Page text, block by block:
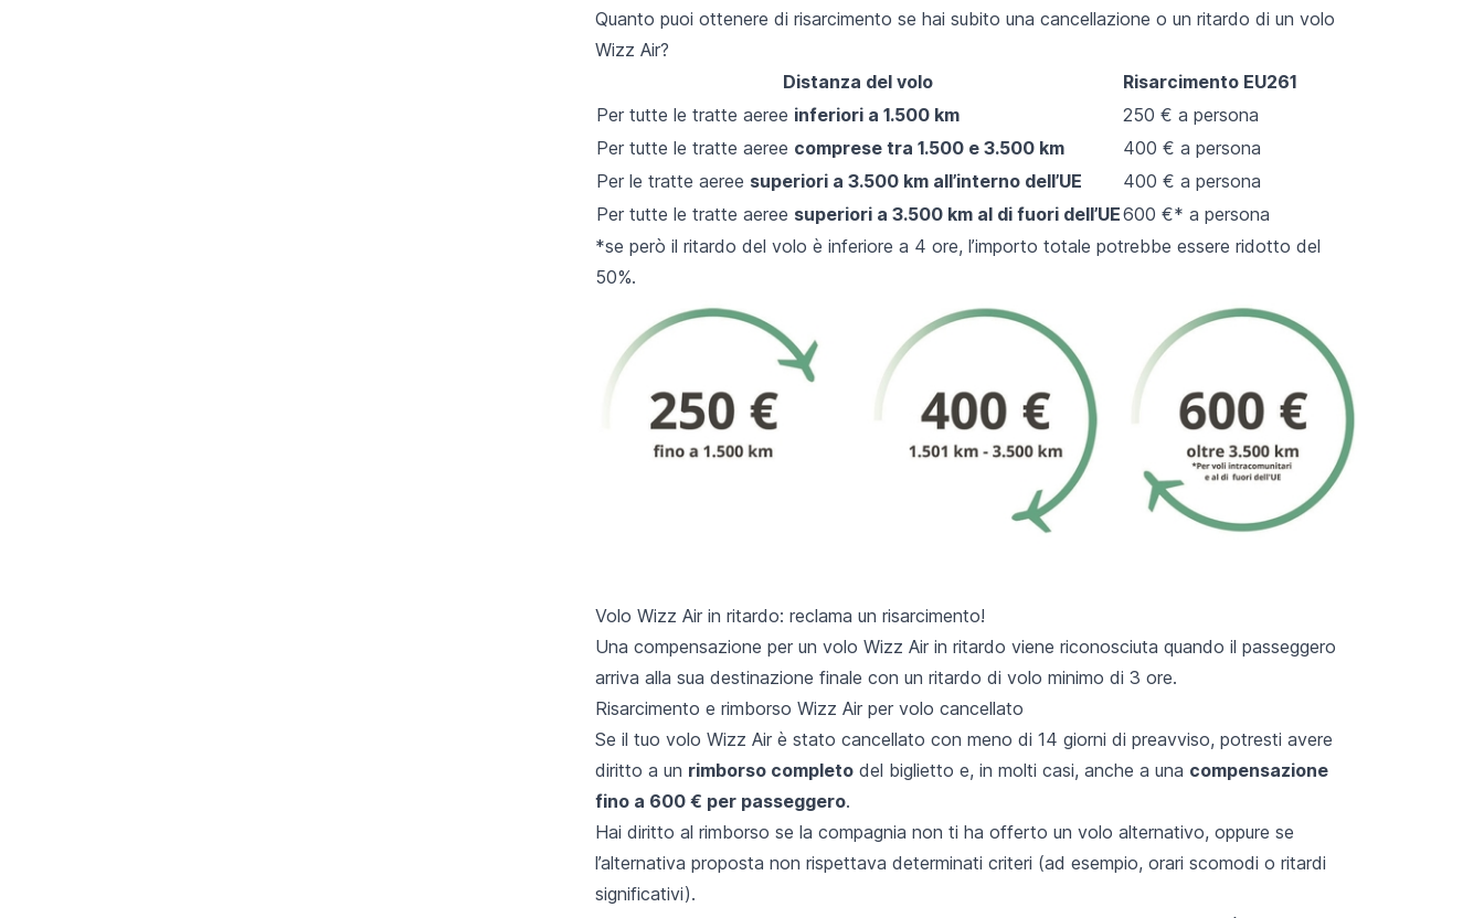
Quanto puoi ottenere di risarcimento se hai subito una cancellazione o un ritardo di un volo
Wizz Air?
Distanza del volo
Risarcimento EU261
Per tutte le tratte aeree inferiori a 1.500 km
250 € a persona
Per tutte le tratte aeree comprese tra 1.500 e 3.500 km
400 € a persona
Per le tratte aeree superiori a 3.500 km all’interno dell’UE
400 € a persona
Per tutte le tratte aeree superiori a 3.500 km al di fuori dell’UE600 €* a persona
*se però il ritardo del volo è inferiore a 4 ore, l’importo totale potrebbe essere ridotto del
50%.
Volo Wizz Air in ritardo: reclama un risarcimento!
Una compensazione per un volo Wizz Air in ritardo viene riconosciuta quando il passeggero
arriva alla sua destinazione finale con un ritardo di volo minimo di 3 ore.
Risarcimento e rimborso Wizz Air per volo cancellato
Se il tuo volo Wizz Air è stato cancellato con meno di 14 giorni di preavviso, potresti avere
diritto a un rimborso completodel biglietto e, in molti casi, anche a una compensazione
fino a 600 € per passeggero.
Hai diritto al rimborso se la compagnia non ti ha offerto un volo alternativo, oppure se
l’alternativa proposta non rispettava determinati criteri (ad esempio, orari scomodi o ritardi
significativi).